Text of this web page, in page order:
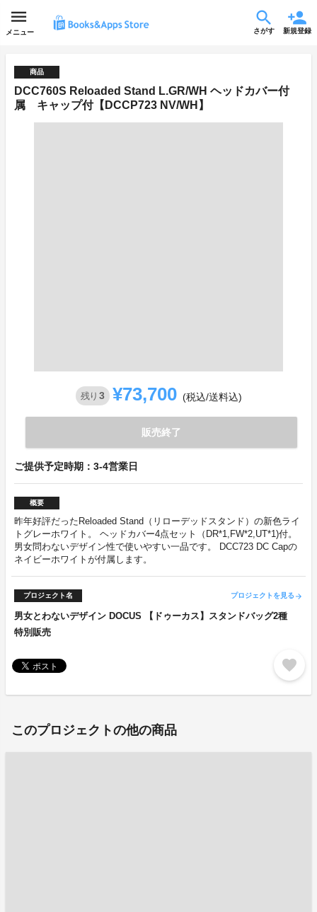
メニュー さがす 新規登録
商品
DCC760S Reloaded Stand L.GR/WH ヘッドカバー付
属 キャップ付【DCCP723 NV/WH】
残り 3 ¥73,700 (税込/送料込)
販売終了
ご提供予定時期：3-4営業日
概要
昨年好評だったReloaded Stand（リローデッドスタンド）の新色ライ
トグレーホワイト。 ヘッドカバー4点セット（DR*1,FW*2,UT*1)付。
男女問わないデザイン性で使いやすい一品です。 DCC723 DC Capの
ネイビーホワイトが付属します。
プロジェクト名 プロジェクトを見る arrow_forward
男女とわないデザイン DOCUS 【ドゥーカス】スタンドバッグ2種
特別販売
favorite
このプロジェクトの他の商品